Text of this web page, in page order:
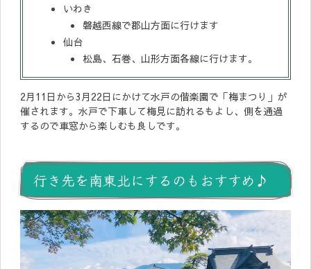
いわき
磐越西線で郡山方面に行けます
仙台
松島、石巻、山形方面各線に行けます。
2月11日から3月22日にかけて水戸の偕楽園で「梅まつり」が
催されます。水戸で下車して梅見に訪れるもよし、側を通過
するので車窓から楽しむも良しです。
行き先を南東北にするのもおすすめ♪